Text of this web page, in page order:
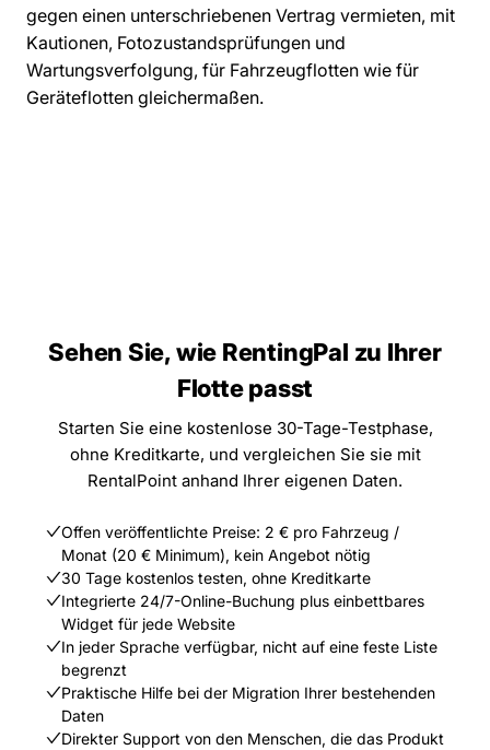
gegen einen unterschriebenen Vertrag vermieten, mit
Kautionen, Fotozustandsprüfungen und
Wartungsverfolgung, für Fahrzeugflotten wie für
Geräteflotten gleichermaßen.
Sehen Sie, wie RentingPal zu Ihrer
Flotte passt
Starten Sie eine kostenlose 30-Tage-Testphase,
ohne Kreditkarte, und vergleichen Sie sie mit
RentalPoint anhand Ihrer eigenen Daten.
Offen veröffentlichte Preise: 2 € pro Fahrzeug /
Monat (20 € Minimum), kein Angebot nötig
30 Tage kostenlos testen, ohne Kreditkarte
Integrierte 24/7-Online-Buchung plus einbettbares
Widget für jede Website
In jeder Sprache verfügbar, nicht auf eine feste Liste
begrenzt
Praktische Hilfe bei der Migration Ihrer bestehenden
Daten
Direkter Support von den Menschen, die das Produkt